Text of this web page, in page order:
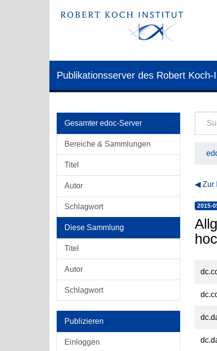
Publikationsserver des Robert Koch-
Gesamter edoc-Server
Bereiche & Sammlungen
Titel
Autor
Schlagwort
Diese Sammlung
Titel
Autor
Schlagwort
Publizieren
Einloggen
Zur
2015-